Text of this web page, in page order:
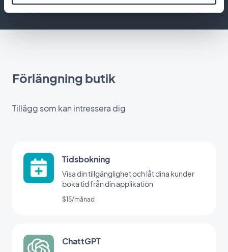
Förlängning butik
Tillägg som kan intressera dig
Tidsbokning
Visa din tillgänglighet och låt dina kunder
boka tid från din applikation
$15/månad
ChattGPT